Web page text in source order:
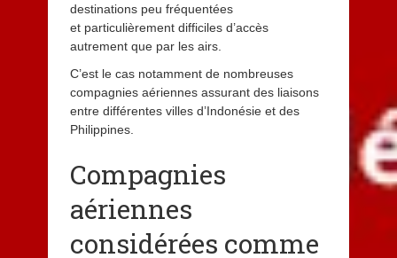
destinations peu fréquentées
et particulièrement difficiles d’accès
autrement que par les airs.
C’est le cas notamment de nombreuses
compagnies aériennes assurant des liaisons
entre différentes villes d’Indonésie et des
Philippines.
Compagnies
aériennes
considérées comme